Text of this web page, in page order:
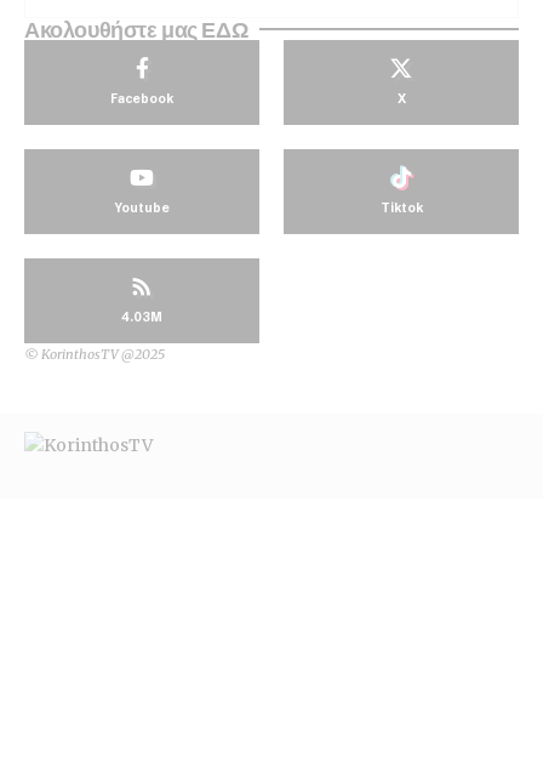
Ακολουθήστε μας ΕΔΩ
Facebook X
Youtube Tiktok
4.03M
© KorinthosTV @2025